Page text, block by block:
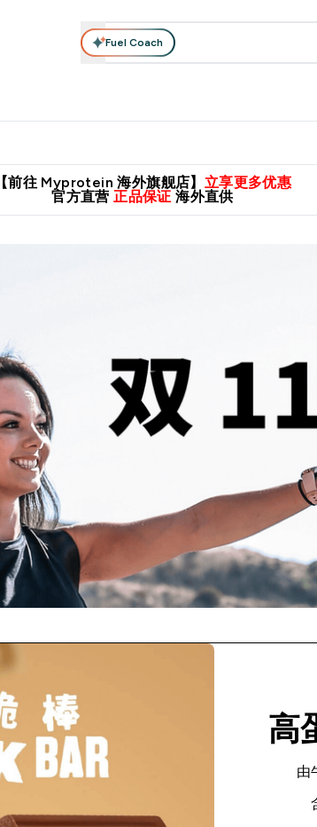
Fuel Coach
【前往 Myprotein 海外旗舰店】 立享更多优惠
官方直营 正品保证 海外直供
高
由